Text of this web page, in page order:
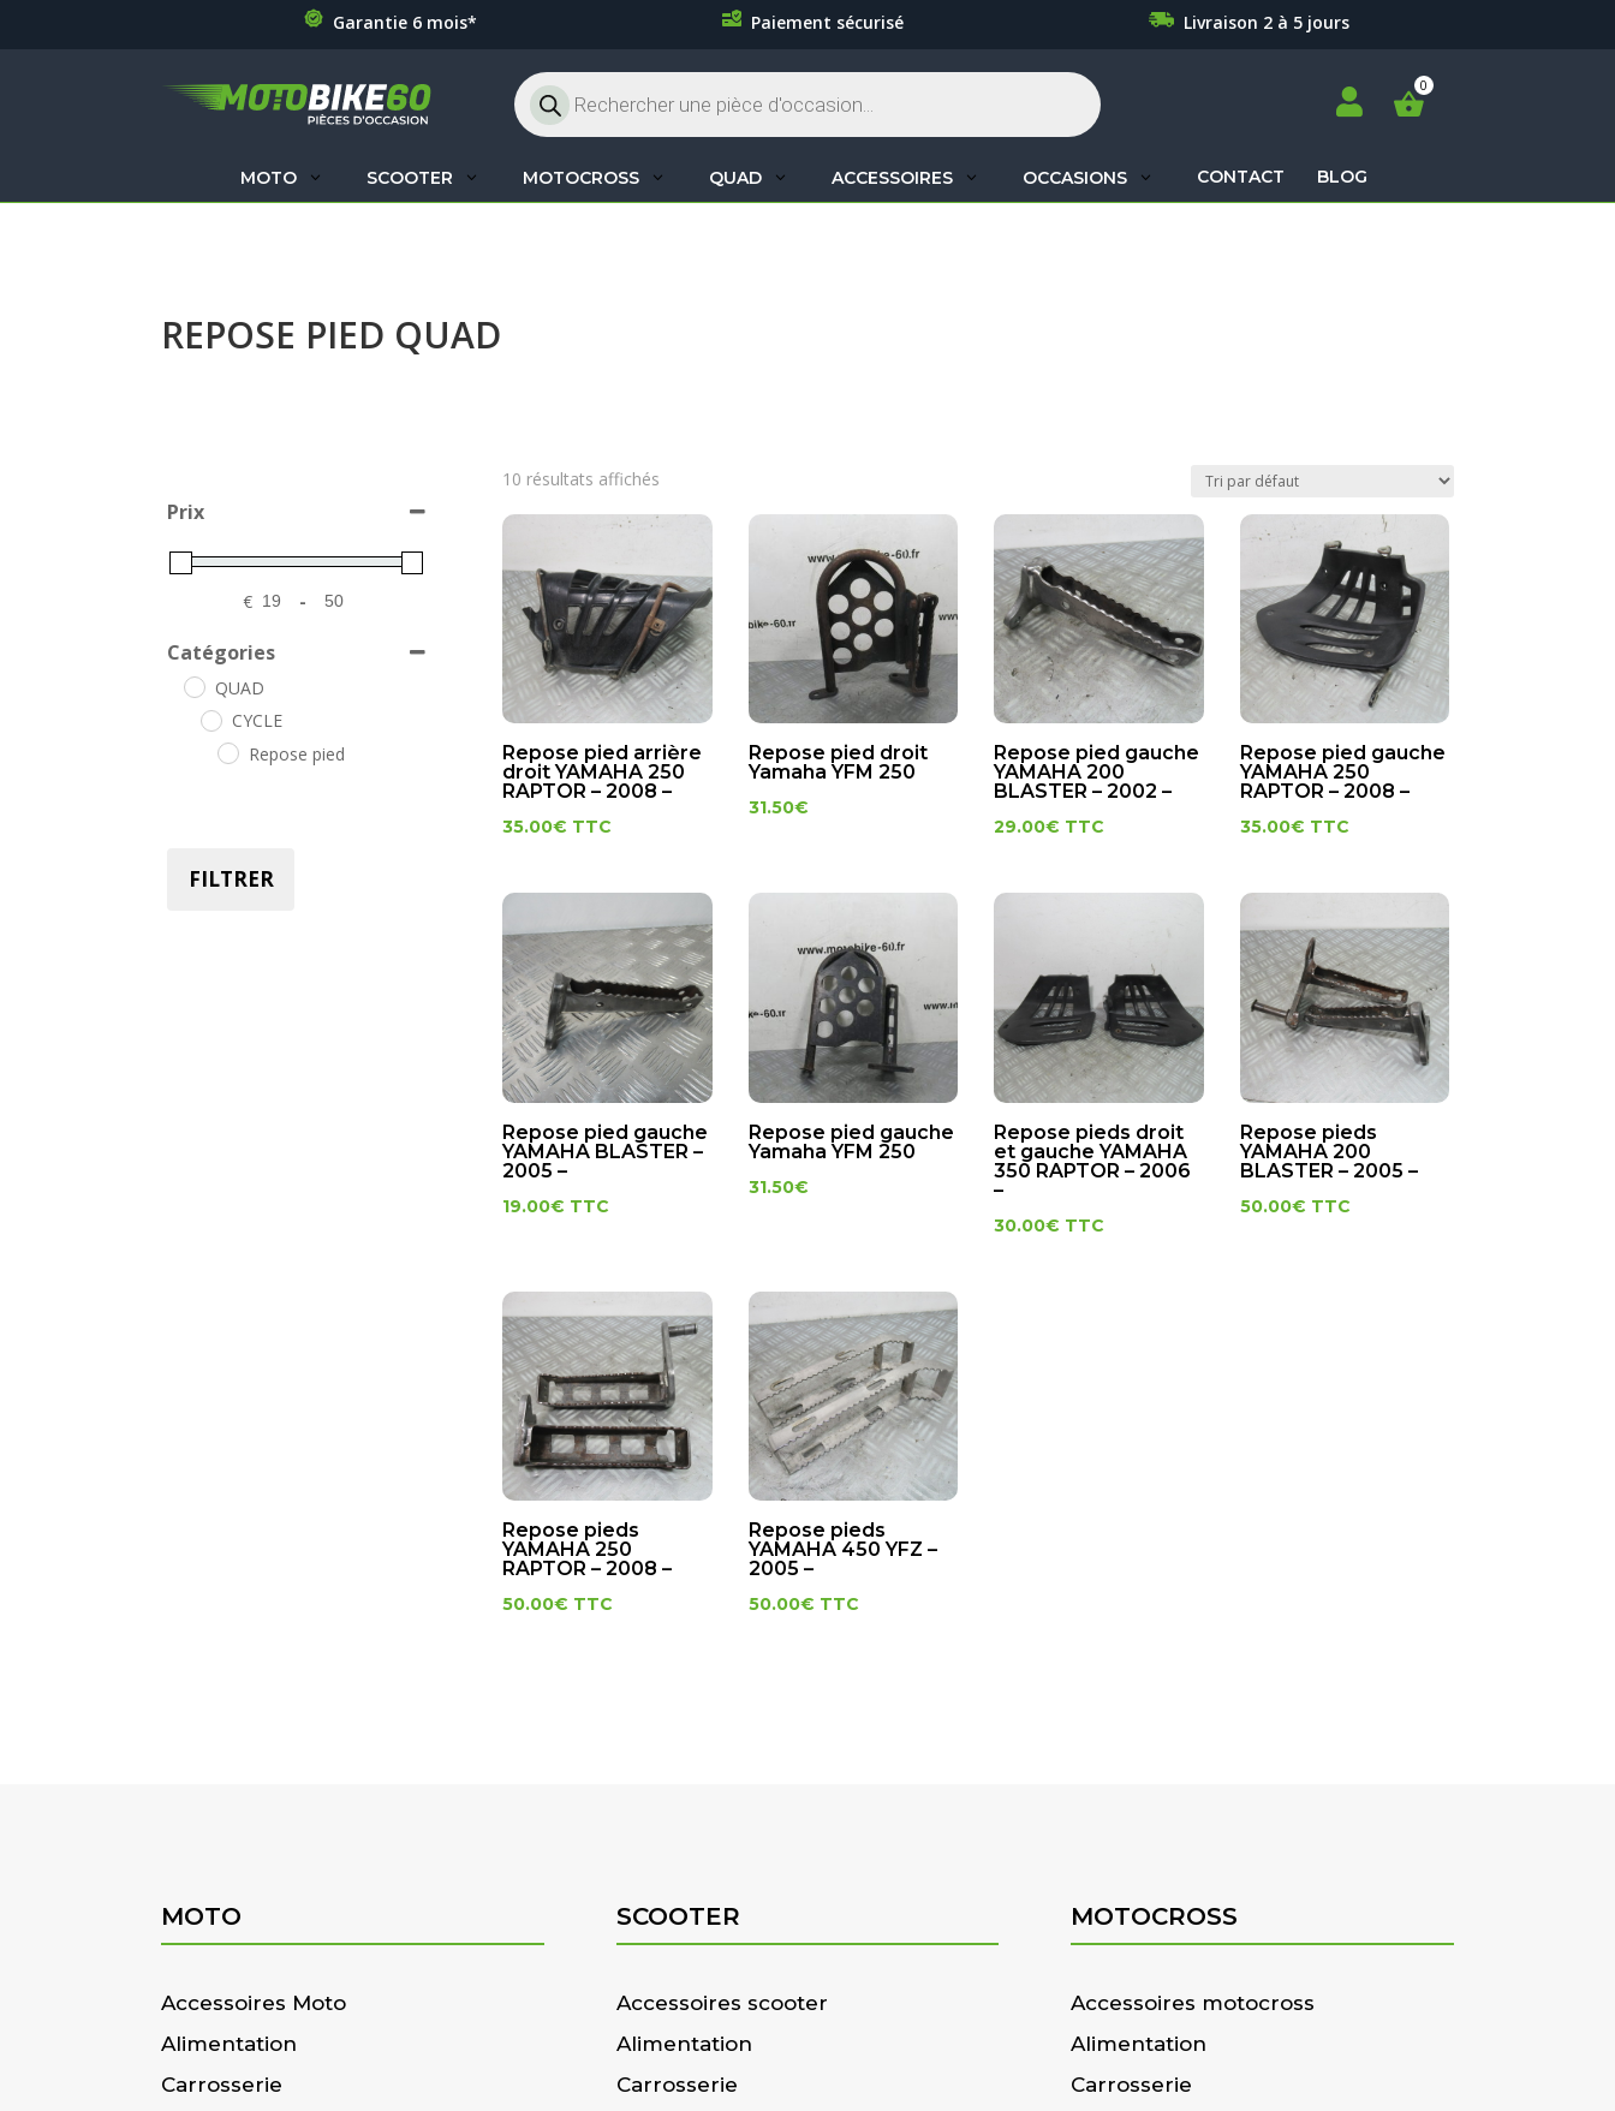
Garantie 6 mois* Paiement sécurisé Livraison 2 à 5 jours
Recherche
de
produits

MOTO SCOOTER MOTOCROSS QUAD ACCESSOIRES OCCASIONS CONTACT BLOG
REPOSE PIED QUAD
Prix
€
Minimum Price
-
Maximum Price
Catégories
QUAD
CYCLE
Repose pied
FILTRER
10 résultats affichés
Repose pied arrière
droit YAMAHA 250
RAPTOR – 2008 –
35.00€ TTC
Repose pied droit
Yamaha YFM 250
31.50€
Repose pied gauche
YAMAHA 200
BLASTER – 2002 –
29.00€ TTC
Repose pied gauche
YAMAHA 250
RAPTOR – 2008 –
35.00€ TTC
Repose pied gauche
YAMAHA BLASTER –
2005 –
19.00€ TTC
Repose pied gauche
Yamaha YFM 250
31.50€
Repose pieds droit
et gauche YAMAHA
350 RAPTOR – 2006
–
30.00€ TTC
Repose pieds
YAMAHA 200
BLASTER – 2005 –
50.00€ TTC
Repose pieds
YAMAHA 250
RAPTOR – 2008 –
50.00€ TTC
Repose pieds
YAMAHA 450 YFZ –
2005 –
50.00€ TTC
MOTO
Accessoires Moto
Alimentation
Carrosserie
SCOOTER
Accessoires scooter
Alimentation
Carrosserie
MOTOCROSS
Accessoires motocross
Alimentation
Carrosserie